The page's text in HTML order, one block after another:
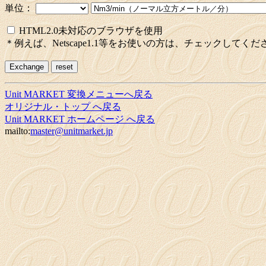
単位：
HTML2.0未対応のブラウザを使用
＊例えば、Netscape1.1等をお使いの方は、チェックしてくだ
Unit MARKET 変換メニューへ戻る
オリジナル・トップ へ戻る
Unit MARKET ホームページ へ戻る
mailto:master@unitmarket.jp